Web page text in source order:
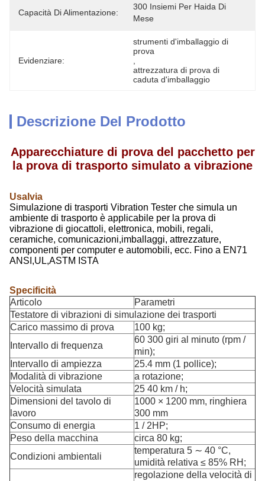
Capacità Di Alimentazione:
300 Insiemi Per Haida Di
Mese
Evidenziare:
strumenti d'imballaggio di
prova
attrezzatura di prova di
caduta d'imballaggio
Descrizione Del Prodotto
Apparecchiature di prova del pacchetto per
la prova di trasporto simulato a vibrazione
Usalvia
Simulazione di trasporti Vibration Tester che simula un
ambiente di trasporto è applicabile per la prova di
vibrazione di giocattoli, elettronica, mobili, regali,
ceramiche, comunicazioni,imballaggi, attrezzature,
componenti per computer e automobili, ecc. Fino a EN71
ANSI,UL,ASTM ISTA
Specificità
Articolo
Parametri
Testatore di vibrazioni di simulazione dei trasporti
Carico massimo di prova
100 kg;
Intervallo di frequenza
60 300 giri al minuto (rpm /
min);
Intervallo di ampiezza
25.4 mm (1 pollice);
Modalità di vibrazione
a rotazione;
Velocità simulata
25 40 km / h;
Dimensioni del tavolo di
lavoro
1000 × 1200 mm, ringhiera
300 mm
Consumo di energia
1 / 2HP;
Peso della macchina
circa 80 kg;
Condizioni ambientali
temperatura 5 ∼ 40 °C,
umidità relativa ≤ 85% RH;
regolazione della velocità di